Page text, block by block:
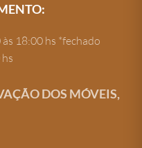
às 18:00 hs *fechado
DOS MÓVEIS,